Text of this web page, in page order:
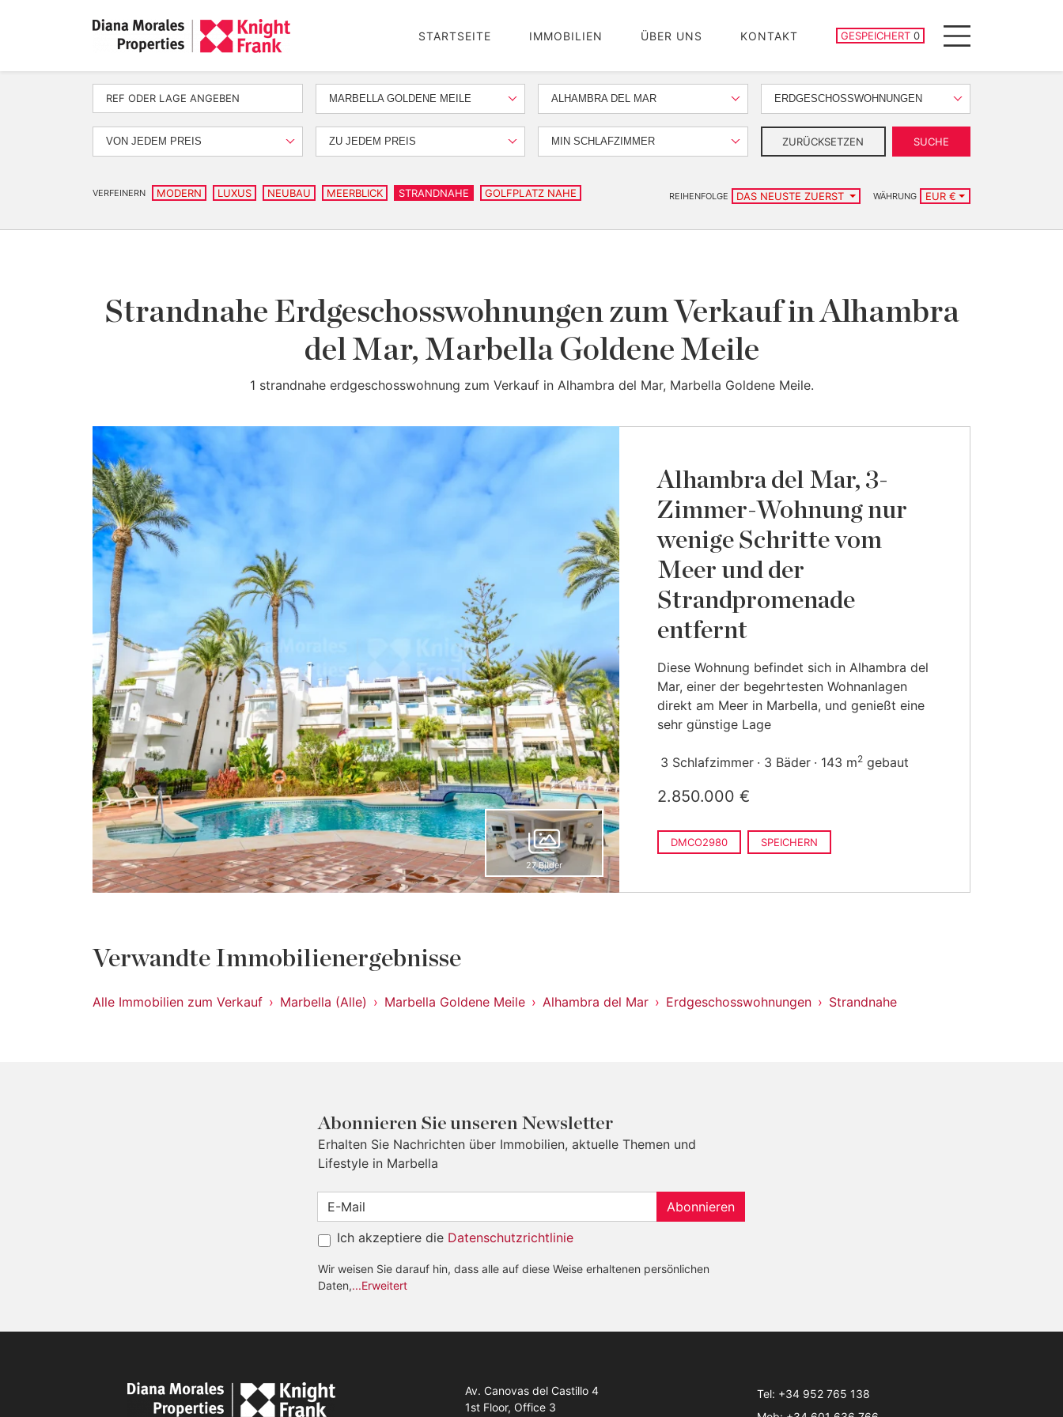
STARTSEITE IMMOBILIEN ÜBER UNS KONTAKT GESPEICHERT 0
GESPEICHERTE IMMOBILIEN
Menu
MARBELLA GOLDENE MEILE ALHAMBRA DEL MAR ERDGESCHOSSWOHNUNGEN
VON JEDEM PREIS ZU JEDEM PREIS MIN SCHLAFZIMMER ZURÜCKSETZEN SUCHE
VERFEINERN MODERN LUXUS NEUBAU MEERBLICK STRANDNAHE GOLFPLATZ NAHE REIHENFOLGE DAS NEUSTE ZUERST WÄHRUNG EUR €
Strandnahe Erdgeschosswohnungen zum Verkauf in Alhambra
del Mar, Marbella Goldene Meile
1 strandnahe erdgeschosswohnung zum Verkauf in Alhambra del Mar, Marbella Goldene Meile.
27 Bilder
Alhambra del Mar, 3-
Zimmer-Wohnung nur
wenige Schritte vom
Meer und der
Strandpromenade
entfernt
Diese Wohnung befindet sich in Alhambra del
Mar, einer der begehrtesten Wohnanlagen
direkt am Meer in Marbella, und genießt eine
sehr günstige Lage
3 Schlafzimmer 3 Bäder 143 m2 gebaut
2.850.000 €
DMCO2980 SPEICHERN
Verwandte Immobilienergebnisse
Alle Immobilien zum Verkauf Marbella (Alle) Marbella Goldene Meile Alhambra del Mar Erdgeschosswohnungen Strandnahe
Abonnieren Sie unseren Newsletter
Erhalten Sie Nachrichten über Immobilien, aktuelle Themen und
Lifestyle in Marbella
Abonnieren
Ich akzeptiere die Datenschutzrichtlinie
Wir weisen Sie darauf hin, dass alle auf diese Weise erhaltenen persönlichen
Daten,...Erweitert
Av. Canovas del Castillo 4
1st Floor, Office 3
Tel: +34 952 765 138